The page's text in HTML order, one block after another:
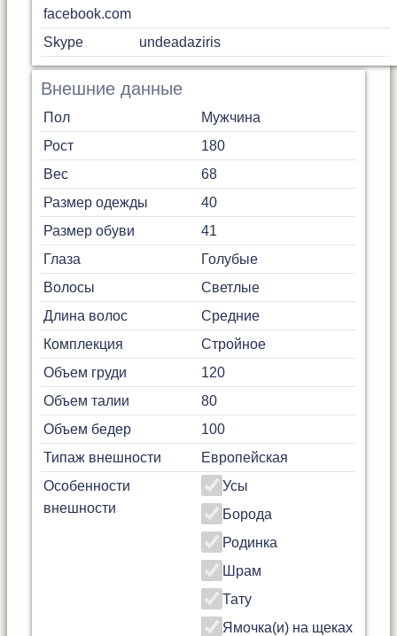
facebook.com
Skype undeadaziris
Внешние данные
Пол
Мужчина
Рост
180
Вес
68
Размер одежды
40
Размер обуви
41
Глаза
Голубые
Волосы
Светлые
Длина волос
Средние
Комплекция
Стройное
Объем груди
120
Объем талии
80
Объем бедер
100
Типаж внешности
Европейская
Особенности
внешности
Усы
Борода
Родинка
Шрам
Тату
Ямочка(и) на щеках